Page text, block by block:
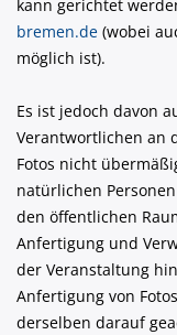
kann gerichtet
bremen.de (wobei
möglich ist).
Es ist jedoch davon
Verantwortlichen an
Fotos nicht
natürlichen
den öffentlichen
Anfertigung und
der Veranstaltung
Anfertigung von
derselben darauf